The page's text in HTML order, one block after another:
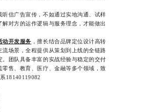
信广告宣传，不如通过实地沟通、试样
对方的运作逻辑与服务理念，才能做出
动开发服务 ，擅长结合品牌定位设计高转
场景，全程提供从策划到上线的全链路
团队具备丰富的实战经验与稳定的交付
售、教育、医疗、金融等多个领域，致
18140119082